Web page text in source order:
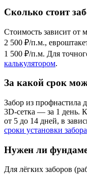
Сколько стоит
Стоимость зависит от
2 500 ₽/п.м.,
1 500 ₽/п.м. Для
калькулятором.
За какой срок
Забор из профнастила
3D-сетка — за 1 день.
от 5 до 14 дней, в
сроки установки забора
Нужен ли
Для лёгких заборов